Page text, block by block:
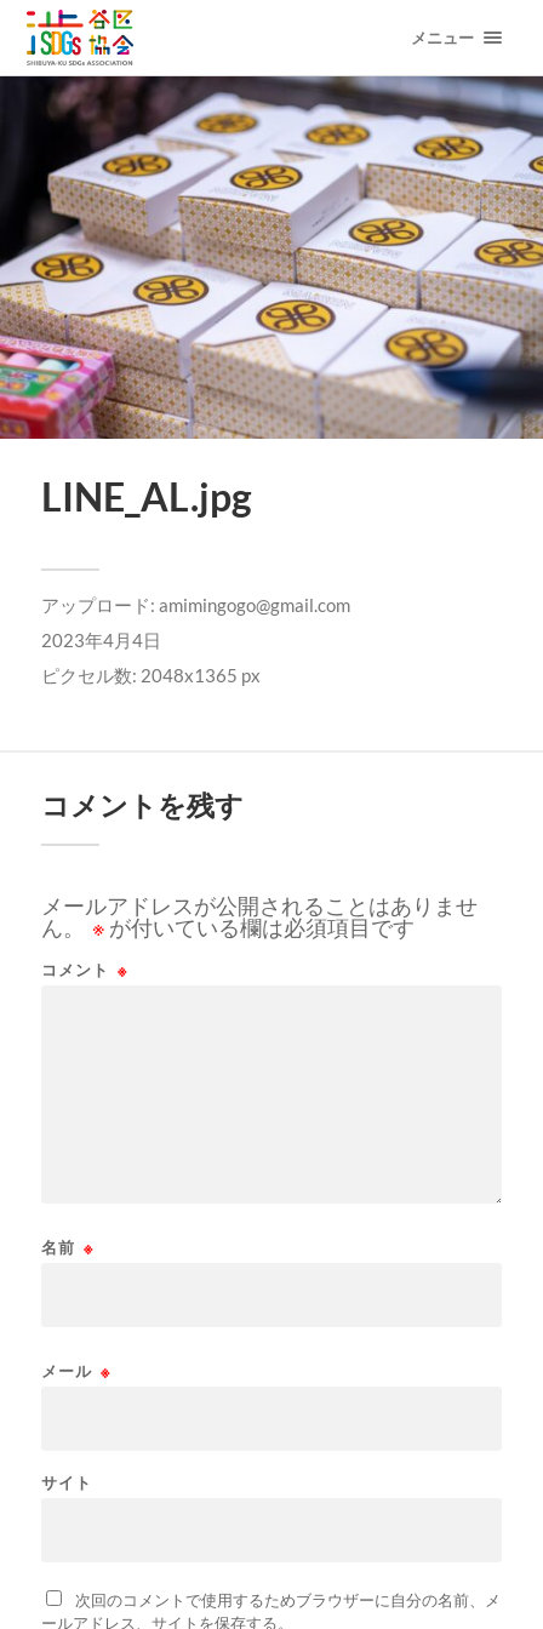
メニュー
LINE_AL.jpg
アップロード: amimingogo@gmail.com
2023年4月4日
ピクセル数: 2048x1365 px
コメントを残す
メールアドレスが公開されることはありませ
ん。
※ が付いている欄は必須項目です
コメント ※
名前 ※
メール ※
サイト
次回のコメントで使用するためブラウザーに自分の名前、メ
ールアドレス、サイトを保存する。